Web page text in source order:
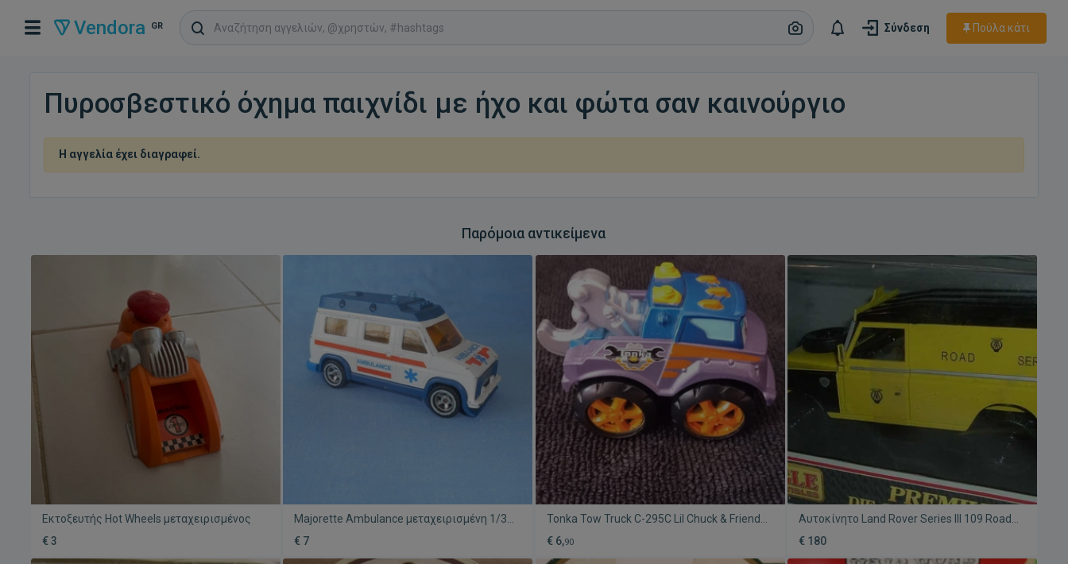
Vendora GR Σύνδεση Πούλα κάτι
Πυροσβεστικό όχημα παιχνίδι με ήχο και φώτα σαν καινούργιο
Η αγγελία έχει διαγραφεί.
Παρόμοια αντικείμενα
Εκτοξευτής Hot Wheels μεταχειρισμένος
€ 3
Majorette Ambulance μεταχειρισμένη 1/36
€ 7
Tonka Tow Truck C-295C Lil Chuck & Friends
€ 6,90
Αυτοκίνητο Land Rover Series III 109 Road
€ 180